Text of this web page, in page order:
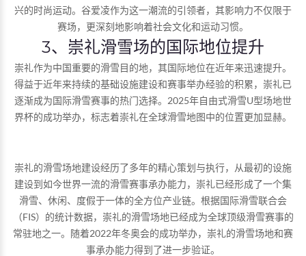
兴的时尚运动。谷爱凌作为这一潮流的引领者，其影响力不仅限于
赛场，更深刻地影响着社会文化和运动习惯。
3、崇礼滑雪场的国际地位提升
崇礼作为中国重要的滑雪目的地，其国际地位在近年来迅速提升。
得益于近年来持续的基础设施建设和赛事举办经验的积累，崇礼已
逐渐成为国际滑雪赛事的热门选择。2025年自由式滑雪U型场地世
界杯的成功举办，标志着崇礼在全球滑雪地图中的位置更加显赫。
崇礼的滑雪场地建设经历了多年的精心策划与执行，从最初的设施
建设到如今世界一流的滑雪赛事承办能力，崇礼已经形成了一个集
滑雪、休闲、度假于一体的全方位产业链。根据国际滑雪联合会
（FIS）的统计数据，崇礼的滑雪场地已经成为全球顶级滑雪赛事的
常驻地之一。随着2022年冬奥会的成功举办，崇礼的滑雪场地和赛
事承办能力得到了进一步验证。